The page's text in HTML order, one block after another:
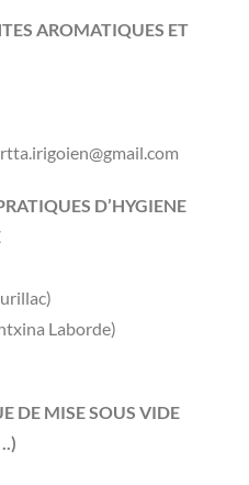
AROMATIQUES ET
D’HYGIENE
Laborde)
DE MISE SOUS VIDE